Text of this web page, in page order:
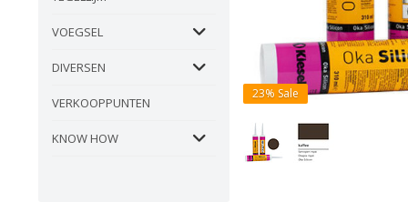
VOEGSEL
DIVERSEN
VERKOOPPUNTEN
KNOW HOW
23% Sale